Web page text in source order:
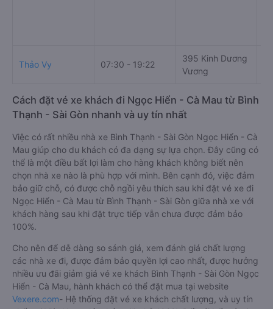
Thảo Vy 07:30 - 19:22
395 Kinh Dương
Vương
Cách đặt vé xe khách đi Ngọc Hiển - Cà Mau từ Bình
Thạnh - Sài Gòn nhanh và uy tín nhất
Việc có rất nhiều nhà xe Bình Thạnh - Sài Gòn Ngọc Hiển - Cà
Mau giúp cho du khách có đa dạng sự lựa chọn. Đây cũng có
thể là một điều bất lợi làm cho hàng khách không biết nên
chọn nhà xe nào là phù hợp với mình. Bên cạnh đó, việc đảm
bảo giữ chỗ, có được chỗ ngồi yêu thích sau khi đặt vé xe đi
Ngọc Hiển - Cà Mau từ Bình Thạnh - Sài Gòn giữa nhà xe với
khách hàng sau khi đặt trực tiếp vẫn chưa được đảm bảo
100%.
Cho nên để dễ dàng so sánh giá, xem đánh giá chất lượng
các nhà xe đi, được đảm bảo quyền lợi cao nhất, được hưởng
nhiều ưu đãi giảm giá vé xe khách Bình Thạnh - Sài Gòn Ngọc
Hiển - Cà Mau, hành khách có thể đặt mua tại website
Vexere.com- Hệ thống đặt vé xe khách chất lượng, và uy tín